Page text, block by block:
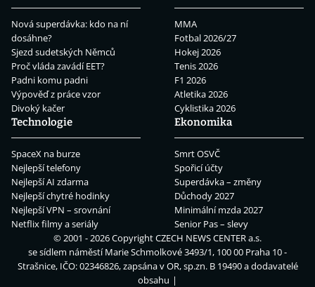
Nová superdávka: kdo na ní
dosáhne?
Sjezd sudetských Němců
Proč vláda zavádí EET?
Padni komu padni
Výpověď z práce vzor
Divoký kačer
MMA
Fotbal 2026/27
Hokej 2026
Tenis 2026
F1 2026
Atletika 2026
Cyklistika 2026
Technologie
SpaceX na burze
Nejlepší telefony
Nejlepší AI zdarma
Nejlepší chytré hodinky
Nejlepší VPN – srovnání
Netflix filmy a seriály
Ekonomika
Smrt OSVČ
Spořicí účty
Superdávka – změny
Důchody 2027
Minimální mzda 2027
Senior Pas – slevy
© 2001 - 2026 CopyrightCZECH NEWS CENTER a.s.
se sídlem náměstí Marie Schmolkové 3493/1, 100 00 Praha 10 -
Strašnice, IČO: 02346826, zapsána v OR, sp.zn. B 19490 a dodavatelé
obsahu